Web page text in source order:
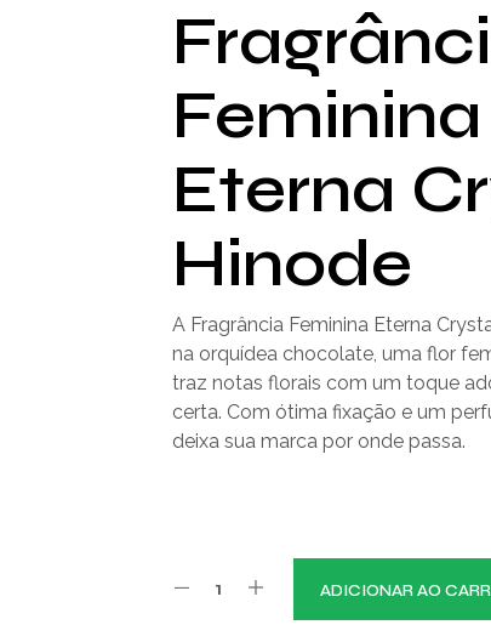
Feminina
Eterna
Hinode
A Fragrância Feminina Eterna
na orquídea chocolate, uma flor
traz notas florais com um toque
certa. Com ótima fixação e um
deixa sua marca por onde passa.
ADICIONAR AO